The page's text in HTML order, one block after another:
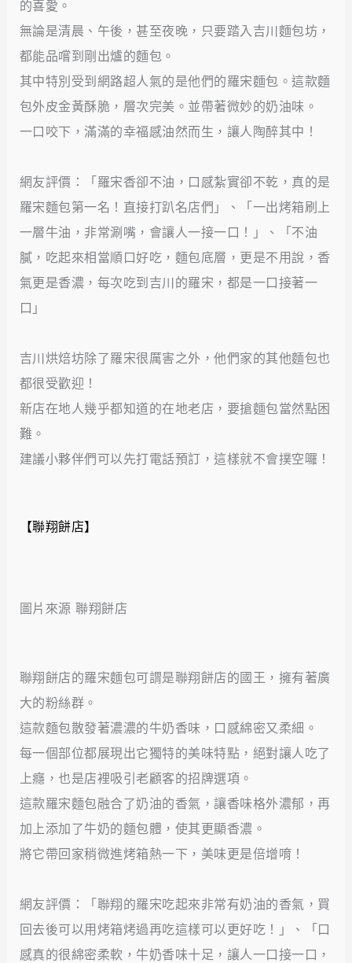
的喜愛。
無論是清晨、午後，甚至夜晚，只要踏入吉川麵包坊，
都能品嚐到剛出爐的麵包。
其中特別受到網路超人氣的是他們的羅宋麵包。這款麵
包外皮金黃酥脆，層次完美。並帶著微妙的奶油味。
一口咬下，滿滿的幸福感油然而生，讓人陶醉其中！
網友評價：「羅宋香卻不油，口感紮實卻不乾，真的是
羅宋麵包第一名！直接打趴名店們」、「一出烤箱刷上
一層牛油，非常涮嘴，會讓人一接一口！」、「不油
膩，吃起來相當順口好吃，麵包底層，更是不用說，香
氣更是香濃，每次吃到吉川的羅宋，都是一口接著一
口」
吉川烘焙坊除了羅宋很厲害之外，他們家的其他麵包也
都很受歡迎！
新店在地人幾乎都知道的在地老店，要搶麵包當然點困
難。
建議小夥伴們可以先打電話預訂，這樣就不會撲空囉！
【聯翔餅店】
圖片來源 聯翔餅店
聯翔餅店的羅宋麵包可謂是聯翔餅店的國王，擁有著廣
大的粉絲群。
這款麵包散發著濃濃的牛奶香味，口感綿密又柔細。
每一個部位都展現出它獨特的美味特點，絕對讓人吃了
上癮，也是店裡吸引老顧客的招牌選項。
這款羅宋麵包融合了奶油的香氣，讓香味格外濃郁，再
加上添加了牛奶的麵包體，使其更顯香濃。
將它帶回家稍微進烤箱熱一下，美味更是倍增唷！
網友評價：「聯翔的羅宋吃起來非常有奶油的香氣，買
回去後可以用烤箱烤過再吃這樣可以更好吃！」、「口
感真的很綿密柔軟，牛奶香味十足，讓人一口接一口，